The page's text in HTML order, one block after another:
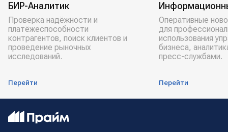
БИР-Аналитик
Проверка надёжности и
платёжеспособности
контрагентов, поиск клиентов и
проведение рыночных
исследований.
Перейти
Оперативные
для
использования
бизнеса,
пресс-службами.
Перейти